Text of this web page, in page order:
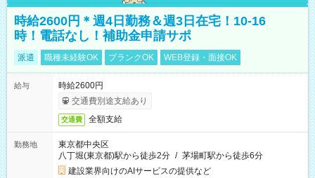
時給2600円＊週4日勤務＆週3日在宅！10-16
時！電話なし！補助金申請サポ
派遣 職種未経験OK ブランクOK WEB登録・面接OK
給与
時給2600円
交通費別途支給あり
交通費 全額支給
勤務地
東京都中央区
八丁堀(東京都)駅から徒歩2分 / 茅場町駅から徒歩6分
建設業界向けのAIサービスの提供など